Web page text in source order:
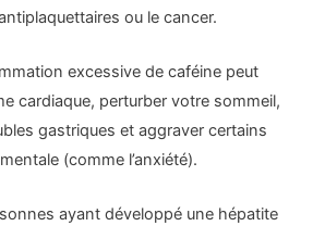
ou le cancer.
excessive de caféine peut
cardiaque, perturber votre sommeil,
gastriques et aggraver certains
(comme l’anxiété).
ayant développé une hépatite